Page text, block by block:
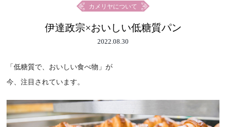
カメリヤについて
伊達政宗×おいしい低糖質パン
2022.08.30
「低糖質で、おいしい食べ物」が
今、注目されています。